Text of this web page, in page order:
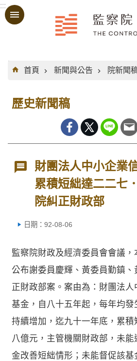
跳到主要內容區塊
:::
:::
首頁
新聞與公告 院新聞
歷史新聞稿
財團法人中小企業
累積短絀達二二七
院糾正財政部
日期：92-08-06
監察院財政及經濟委員會會議
公布謝委員慶輝、黃委員勤鎮、
正財政部案。案由為：財團法
基金，自八十五年起，每年均發
持續增加，迄九十一年底，累積
八億元，主管機關財政部，未
金改善短絀情形；未能督促該基